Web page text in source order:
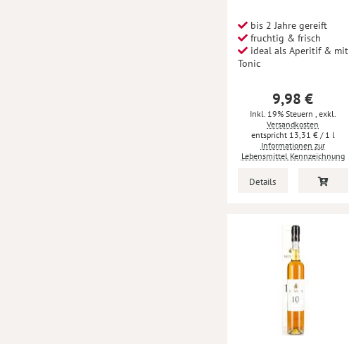
bis 2 Jahre gereift
fruchtig & frisch
ideal als Aperitif & mit
Tonic
9,98 €
Inkl. 19% Steuern exkl.
Versandkosten
13,31 € / 1 l
Informationen zur
Lebensmittel Kennzeichnung
Details